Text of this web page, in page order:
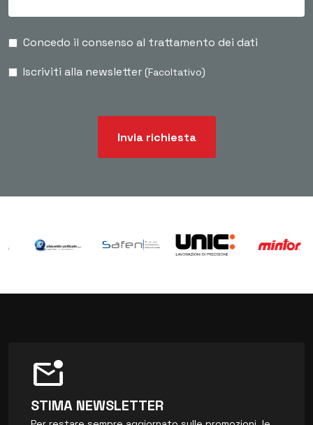
Concedo il consenso al trattamento dei dati
Iscriviti alla newsletter (Facoltativo)
Invia richiesta
mark_email_unread
STIMA NEWSLETTER